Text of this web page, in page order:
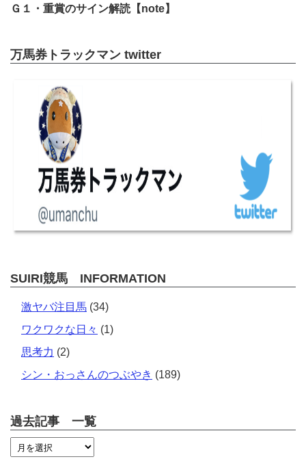
Ｇ１・重賞のサイン解読【note】
万馬券トラックマン twitter
SUIRI競馬 INFORMATION
激ヤバ注目馬 (34)
ワクワクな日々 (1)
思考力 (2)
シン・おっさんのつぶやき (189)
過去記事 一覧